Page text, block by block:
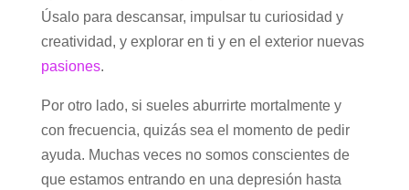
Úsalo para descansar, impulsar tu curiosidad y
creatividad, y explorar en ti y en el exterior nuevas
pasiones.
Por otro lado, si sueles aburrirte mortalmente y
con frecuencia, quizás sea el momento de pedir
ayuda. Muchas veces no somos conscientes de
que estamos entrando en una depresión hasta